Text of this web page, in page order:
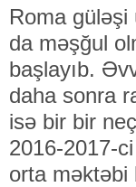
Roma güləşi
da məşğul
başlayıb.
daha sonra
isə bir bir
2016-2017-
orta məktəbi